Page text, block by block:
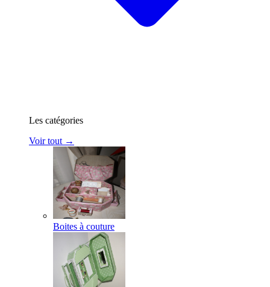
Les catégories
Voir tout →
Boites à couture